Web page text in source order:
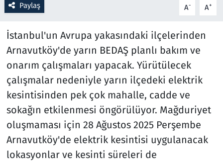
Paylaş A- A+
İstanbul'un Avrupa yakasındaki ilçelerinden
Arnavutköy'de yarın BEDAŞ planlı bakım ve
onarım çalışmaları yapacak. Yürütülecek
çalışmalar nedeniyle yarın ilçedeki elektrik
kesintisinden pek çok mahalle, cadde ve
sokağın etkilenmesi öngörülüyor. Mağduriyet
oluşmaması için 28 Ağustos 2025 Perşembe
Arnavutköy'de elektrik kesintisi uygulanacak
lokasyonlar ve kesinti süreleri de